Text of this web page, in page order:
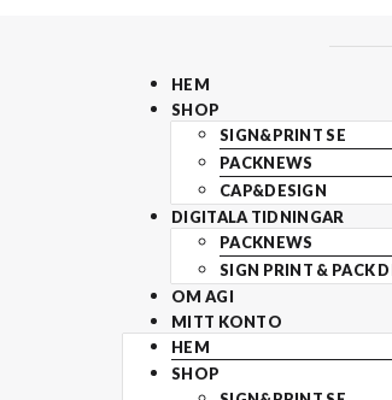
HEM
SHOP
SIGN&PRINT SE
PACKNEWS
CAP&DESIGN
DIGITALA TIDNINGAR
PACKNEWS
SIGN PRINT & PACK
OM AGI
MITT KONTO
HEM
SHOP